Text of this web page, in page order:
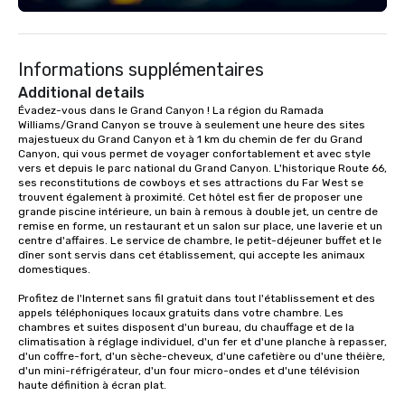
Motel has 101 rooms. The family also
some effort to run such a large
company in this rural area.
engaging information
meeting events, from
team building. All-Inclusive Group
Dining When meeting
corporate group
Smacking Foodie
group is assured a
experience with three
signature dishes at
Our affordable tours
included. The only
are drinks. However,
package upgrade is
provides guests a
at various stops. Build Your Network
Informations supplémentaires
Additional details
Évadez-vous dans le Grand Canyon ! La région du Ramada
Williams/Grand Canyon se trouve à seulement une heure des sites
majestueux du Grand Canyon et à 1 km du chemin de fer du Grand
Canyon, qui vous permet de voyager confortablement et avec style
vers et depuis le parc national du Grand Canyon. L'historique Route 66,
ses reconstitutions de cowboys et ses attractions du Far West se
trouvent également à proximité. Cet hôtel est fier de proposer une
grande piscine intérieure, un bain à remous à double jet, un centre de
remise en forme, un restaurant et un salon sur place, une laverie et un
centre d'affaires. Le service de chambre, le petit-déjeuner buffet et le
dîner sont servis dans cet établissement, qui accepte les animaux
domestiques.
Profitez de l'Internet sans fil gratuit dans tout l'établissement et des
appels téléphoniques locaux gratuits dans votre chambre. Les
chambres et suites disposent d'un bureau, du chauffage et de la
climatisation à réglage individuel, d'un fer et d'une planche à repasser,
d'un coffre-fort, d'un sèche-cheveux, d'une cafetière ou d'une théière,
d'un mini-réfrigérateur, d'un four micro-ondes et d'une télévision
haute définition à écran plat.